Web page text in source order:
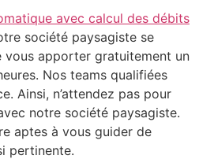
avec calcul des débits
société paysagiste se
vous apporter gratuitement un
Nos teams qualifiées
Ainsi, n’attendez pas pour
notre société paysagiste.
aptes à vous guider de
pertinente.